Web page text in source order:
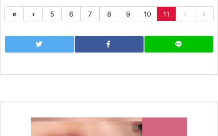
« ‹ 5 6 7 8 9 10 11 › »